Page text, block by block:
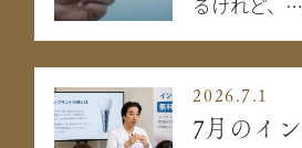
るけれど、…
2026.7.1